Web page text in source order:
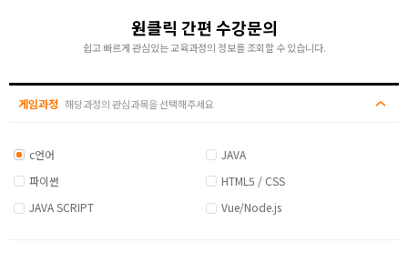
원클릭 간편 수강문의
쉽고 빠르게 관심있는 교육과정의 정보를 조회할 수 있습니다.
게임과정 해당과정의 관심과목을 선택해주세요
c언어
JAVA
파이썬
HTML5 / CSS
JAVA SCRIPT
Vue/Node.js